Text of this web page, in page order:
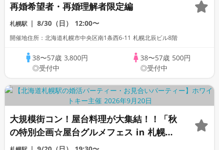
再婚希望者・再婚理解者限定編
札幌駅 8/30（日） 12:00〜
開催地住所：北海道札幌市中央区南1条西6-11 札幌北辰ビル8階
38〜57歳 3,800円
◎受付中
38〜57歳 500円
◎受付中
大規模街コン！屋台料理が大集結！！「秋
の特別企画☆屋台グルメフェス in 札幌」
フリースタイル/連絡先交換自由/フード＆